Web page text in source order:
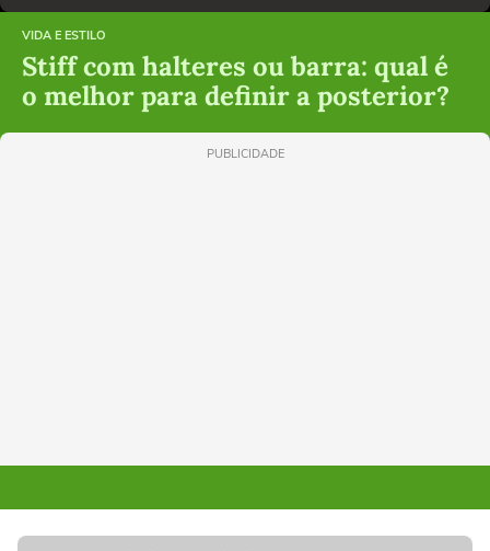
VIDA E ESTILO
Stiff com halteres ou barra: qual é
o melhor para definir a posterior?
PUBLICIDADE